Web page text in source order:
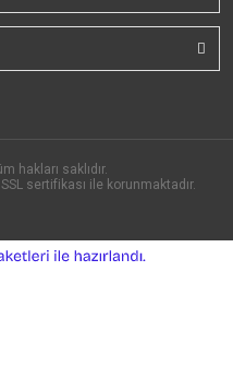
hakları saklıdır.
sertifikası ile korunmaktadır.
e-